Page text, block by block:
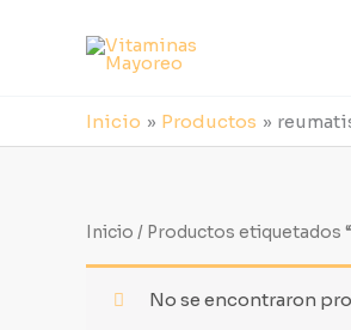
Inicio Productos
Inicio / Productos etiquetados
No se encontraron